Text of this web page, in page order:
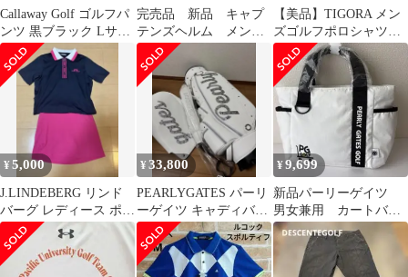
Callaway Golf ゴルフパ
ンツ 黒ブラック Lサイ
ズ
完売品 新品 キャプ
テンズヘルム メン
ズ ロゴ速乾シャツ
ベージュXL
【美品】TIGORA メン
ズゴルフポロシャツ
ジップアップ白ホワイ
トLサイズ
¥5,000
J.LINDEBERG リンド
バーグ レディース ポロ
シャツ スカート セット
¥33,800
PEARLYGATES パーリ
ーゲイツ キャディバッ
グ キラキララメ 未使用
新品
¥9,699
新品パーリーゲイツ
男女兼用 カートバッ
グ ゴルフバッグ ト
ートバッグ 白